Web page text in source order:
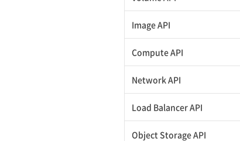
Credential作成
Credential削除
サブユーザーにロールを紐づけ
スナップショット一覧取得
スナップショット作成
スナップショット削除
Image API
ISOイメージアップロード
ISOイメージ作成
イメージ一覧取得
Compute API
ISOイメージ挿入/排出
SSHキーペア一覧取得
SSHキーペア作成
Network API
QoSポリシー一覧取得
QoSポリシー詳細取得
Load Balancer API
プール一覧取得
Object Storage API